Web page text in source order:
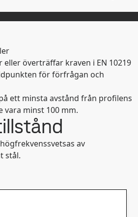
överträffar kraven i EN 10219
för förfrågan och
ett minsta avstånd från profilens
vara minst 100 mm.
av
stål.
om du har